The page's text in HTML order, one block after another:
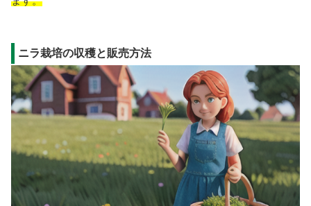
ニラ栽培の収穫と販売方法